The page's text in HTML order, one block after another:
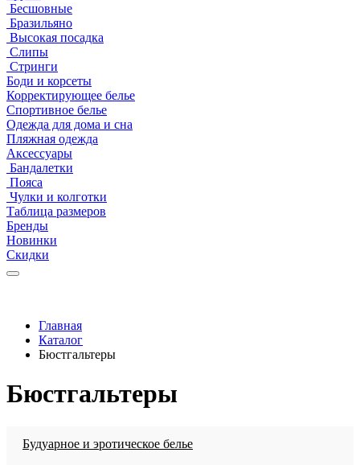
Бесшовные
Бразильяно
Высокая посадка
Слипы
Стринги
Боди и корсеты
Корректирующее белье
Спортивное белье
Одежда для дома и сна
Пляжная одежда
Аксессуары
Бандалетки
Пояса
Чулки и колготки
Таблица размеров
Бренды
Новинки
Скидки
Главная
Каталог
Бюстгальтеры
Бюстгальтеры
Будуарное и эротическое белье